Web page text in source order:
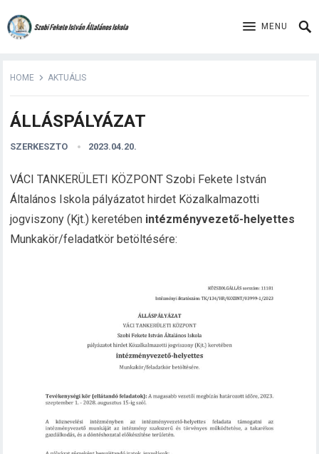
MENU
HOME AKTUÁLIS
ÁLLÁSPÁLYÁZAT
SZERKESZTO 2023.04.20.
VÁCI TANKERÜLETI KÖZPONT Szobi Fekete István
Általános Iskola pályázatot hirdet Közalkalmazotti
jogviszony (Kjt.) keretében intézményvezető-helyettes
Munkakör/feladatkör betöltésére: